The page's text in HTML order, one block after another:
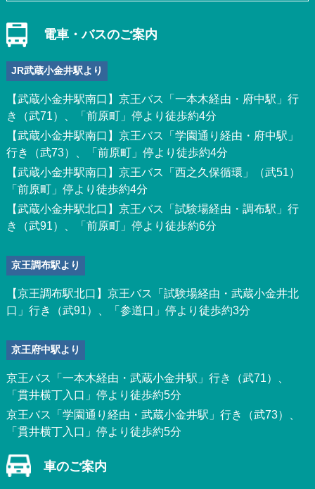
電車・バスのご案内
JR武蔵小金井駅より
【武蔵小金井駅南口】京王バス「一本木経由・府中駅」行
き（武71）、「前原町」停より徒歩約4分
【武蔵小金井駅南口】京王バス「学園通り経由・府中駅」
行き（武73）、「前原町」停より徒歩約4分
【武蔵小金井駅南口】京王バス「西之久保循環」（武51）
「前原町」停より徒歩約4分
【武蔵小金井駅北口】京王バス「試験場経由・調布駅」行
き（武91）、「前原町」停より徒歩約6分
京王調布駅より
【京王調布駅北口】京王バス「試験場経由・武蔵小金井北
口」行き（武91）、「参道口」停より徒歩約3分
京王府中駅より
京王バス「一本木経由・武蔵小金井駅」行き（武71）、
「貫井横丁入口」停より徒歩約5分
京王バス「学園通り経由・武蔵小金井駅」行き（武73）、
「貫井横丁入口」停より徒歩約5分
車のご案内